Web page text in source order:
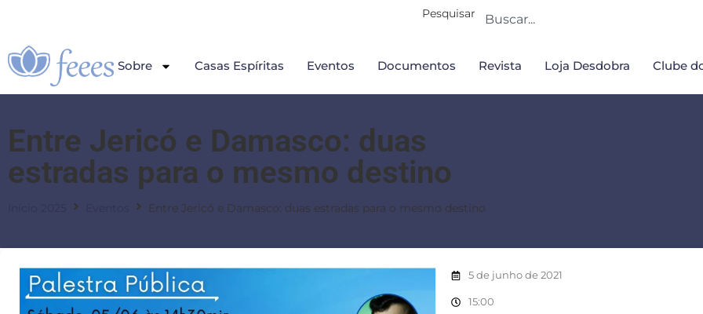
Pesquisar
Sobre Casas Espíritas Eventos Documentos Revista Loja Desdobra Clube
Entre Jericó e Damasco: duas
estradas para o mesmo destino
Entre Jericó e Damasco: duas estradas para o mesmo destino
5 de junho de 2021
15:00